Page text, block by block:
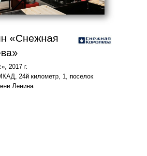
2017 г.
24й километр, 1, поселок
Ленина
«Снежная